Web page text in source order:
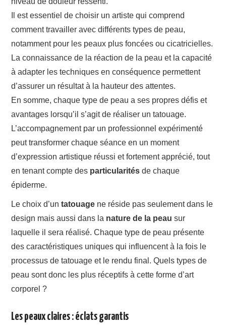
Il est essentiel de choisir un artiste qui comprend
comment travailler avec différents types de peau,
notamment pour les peaux plus foncées ou cicatricielles.
La connaissance de la réaction de la peau et la capacité
à adapter les techniques en conséquence permettent
d’assurer un résultat à la hauteur des attentes.
En somme, chaque type de peau a ses propres défis et
avantages lorsqu’il s’agit de réaliser un tatouage.
L’accompagnement par un professionnel expérimenté
peut transformer chaque séance en un moment
d’expression artistique réussi et fortement apprécié, tout
en tenant compte des particularités de chaque
épiderme.
Le choix d’untatouage ne réside pas seulement dans le
design mais aussi dans la nature de la peau sur
laquelle il sera réalisé. Chaque type de peau présente
des caractéristiques uniques qui influencent à la fois le
processus de tatouage et le rendu final. Quels types de
peau sont donc les plus réceptifs à cette forme d’art
corporel ?
Les peaux claires : éclats garantis